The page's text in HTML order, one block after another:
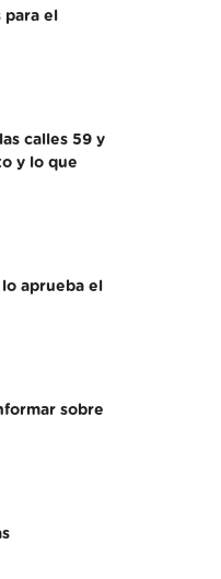
para el
calles 59 y
y lo que
lo aprueba el
sobre